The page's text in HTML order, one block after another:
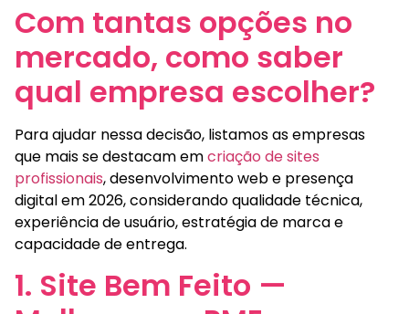
Com tantas opções no
mercado, como saber
qual empresa escolher?
Para ajudar nessa decisão, listamos as empresas
que mais se destacam emcriação de sites
profissionais, desenvolvimento web e presença
digital em 2026, considerando qualidade técnica,
experiência de usuário, estratégia de marca e
capacidade de entrega.
1. Site Bem Feito —